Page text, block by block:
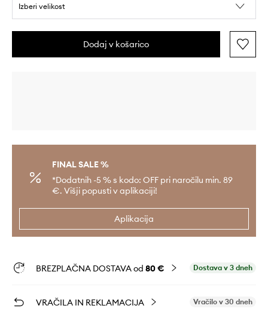
Izberi velikost
Dodaj v košarico
FINAL SALE %
*Dodatnih -5 % s kodo: OFF pri naročilu min. 89
€. Višji popusti v aplikaciji!
Aplikacija
BREZPLAČNA DOSTAVA od 80 € Dostava v 3 dneh
VRAČILA IN REKLAMACIJA Vračilo v 30 dneh